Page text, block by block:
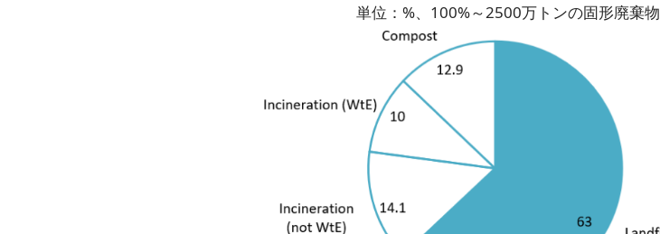
単位：%、100%～2500万トンの固形廃棄物